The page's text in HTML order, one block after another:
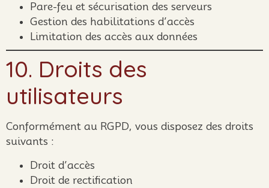
Pare-feu et sécurisation des serveurs
Gestion des habilitations d’accès
Limitation des accès aux données
10. Droits des
utilisateurs
Conformément au RGPD, vous disposez des droits
suivants :
Droit d’accès
Droit de rectification